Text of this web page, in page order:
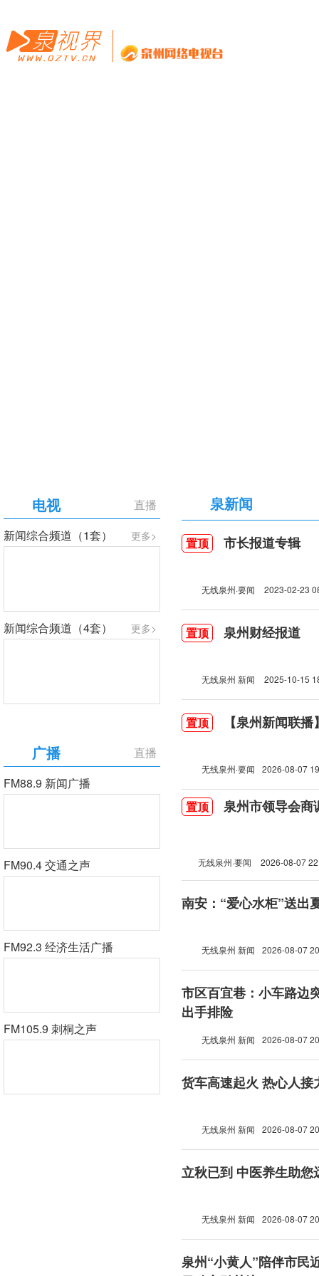
直播
电视
更多>
新闻综合频道（1套）
更多>
新闻综合频道（4套）
直播
广播
FM88.9 新闻广播
FM90.4 交通之声
FM92.3 经济生活广播
FM105.9 刺桐之声
泉新闻
置顶 市长报道专辑
无线泉州·要闻 2023-02-23
置顶 泉州财经报道
无线泉州 新闻 2025-10-15
置顶 【泉州新闻联
无线泉州·要闻 2026-08-07
置顶 泉州市领导会商
无线泉州·要闻 2026-08-07
南安：“爱心水柜”送出
无线泉州 新闻 2026-08-07
市区百宜巷：小车路边
出手排险
无线泉州 新闻 2026-08-07
货车高速起火 热心人接
无线泉州 新闻 2026-08-07
立秋已到 中医养生助您
无线泉州 新闻 2026-08-07
泉州“小黄人”陪伴市民